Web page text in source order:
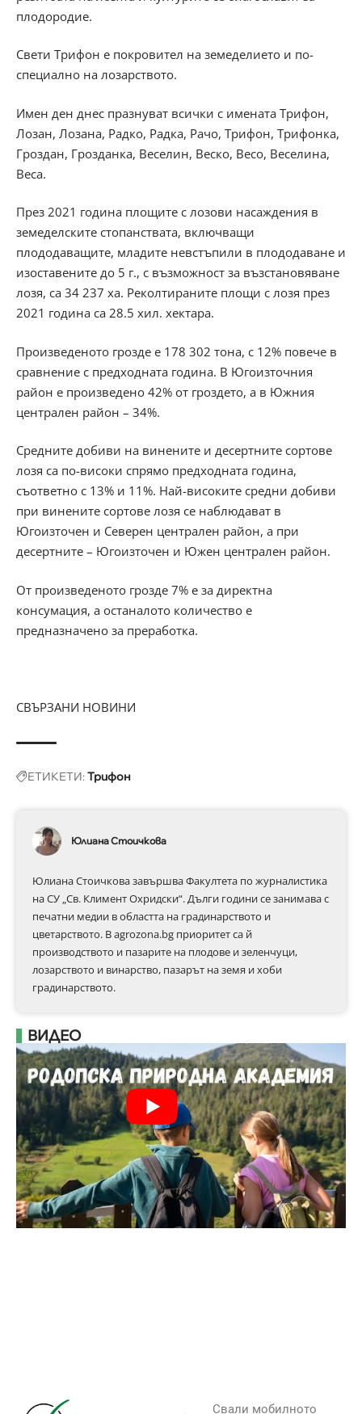
плодородие.
Свети Трифон е покровител на земеделието и по-
специално на лозарството.
Имен ден днес празнуват всички с имената Трифон,
Лозан, Лозана, Радко, Радка, Рачо, Трифон, Трифонка,
Гроздан, Грозданка, Веселин, Веско, Весо, Веселина,
Веса.
През 2021 година площите с лозови насаждения в
земеделските стопанствата, включващи
плододаващите, младите невстъпили в плододаване и
изоставените до 5 г., с възможност за възстановяване
лозя, са 34 237 ха. Реколтираните площи с лозя през
2021 година са 28.5 хил. хектара.
Произведеното грозде е 178 302 тона, с 12% повече в
сравнение с предходната година. В Югоизточния
район е произведено 42% от гроздето, а в Южния
централен район – 34%.
Средните добиви на винените и десертните сортове
лозя са по-високи спрямо предходната година,
съответно с 13% и 11%. Най-високите средни добиви
при винените сортове лозя се наблюдават в
Югоизточен и Северен централен район, а при
десертните – Югоизточен и Южен централен район.
От произведеното грозде 7% е за директна
консумация, а останалото количество е
предназначено за преработка.
СВЪРЗАНИ НОВИНИ
ЕТИКЕТИ:Трифон
Юлиана Стоичкова
Юлиана Стоичкова завършва Факултета по журналистика
на СУ „Св. Климент Охридски“. Дълги години се занимава с
печатни медии в областта на градинарството и
цветарството. В agrozona.bg приоритет са й
производството и пазарите на плодове и зеленчуци,
лозарството и винарство, пазарът на земя и хоби
градинарството.
ВИДЕО
Свали мобилното